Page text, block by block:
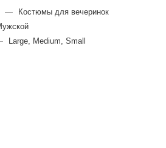
—
Костюмы для вечеринок
Large, Medium, Small